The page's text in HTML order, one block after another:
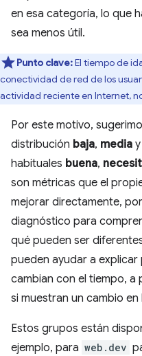
en esa categoría, lo que
sea menos útil.
Punto clave:El tiempo de
conectividad de red de los
actividad reciente en Internet,
Por este motivo,
distribución baja, media y
habituales buena,
son métricas que el
mejorar directamente,
diagnóstico para
qué pueden ser
pueden ayudar a
cambian con el tiempo, a
si muestran un cambio
Estos grupos están
ejemplo, para web.dev